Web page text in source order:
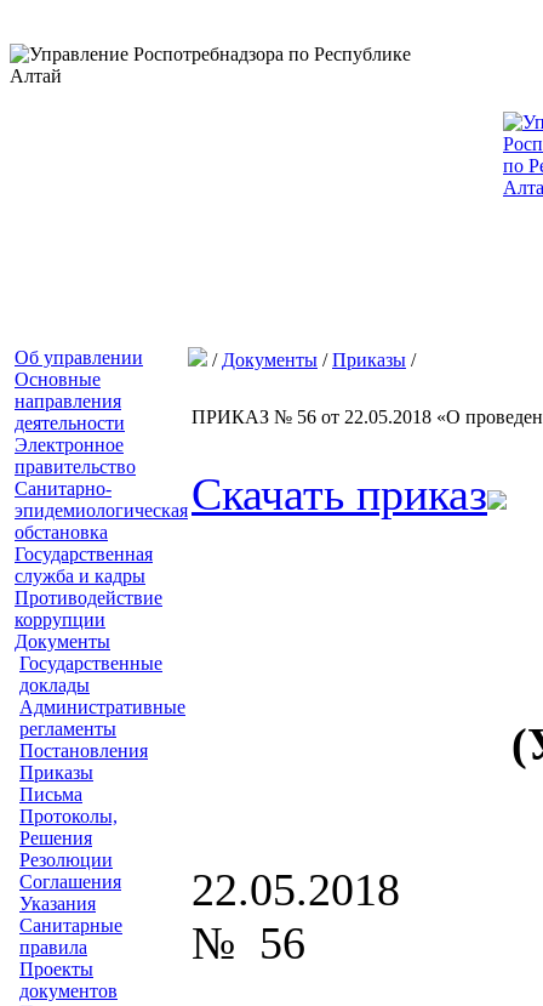
Об управлении
Основные
направления
деятельности
Электронное
правительство
Санитарно-
эпидемиологическая
обстановка
Государственная
служба и кадры
Противодействие
коррупции
Документы
Государственные
доклады
Административные
регламенты
Постановления
Приказы
Письма
Протоколы,
Решения
Резолюции
Соглашения
Указания
Санитарные
правила
Проекты
документов
/ Документы /Приказы /
ПРИКАЗ № 56 от 22.05.2018 «О
Скачать приказ
№ 56